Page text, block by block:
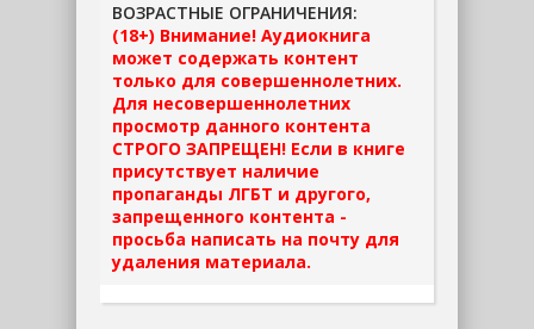
ВОЗРАСТНЫЕ ОГРАНИЧЕНИЯ:
(18+) Внимание! Аудиокнига
может содержать контент
только для совершеннолетних.
Для несовершеннолетних
просмотр данного контента
СТРОГО ЗАПРЕЩЕН! Если в книге
присутствует наличие
пропаганды ЛГБТ и другого,
запрещенного контента -
просьба написать на почту для
удаления материала.